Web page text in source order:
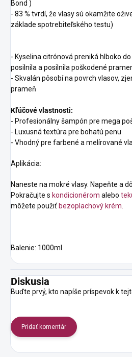
Bond )
- 83 % tvrdí, že vlasy sú okamžite
základe spotrebiteľského testu)
- Kyselina citrónová preniká hlboko
posilnila a posilnila poškodené
- Skvalán pôsobí na povrch vlasov,
prameň
Kľúčové vlastnosti:
- Profesionálny šampón pre mega
- Luxusná textúra pre bohatú penu
- Vhodný pre farbené a melírované
Aplikácia:
Naneste na mokré vlasy. Napeňte a
Pokračujte s kondicionérom alebo
môžete použiť bezoplachový krém.
Balenie: 1000ml
Diskusia
Buďte prvý, kto napíše príspevok k
Pridať komentár